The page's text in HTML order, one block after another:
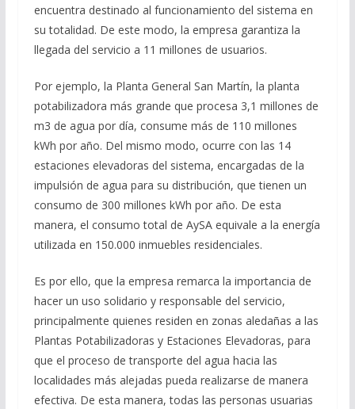
encuentra destinado al funcionamiento del sistema en
su totalidad. De este modo, la empresa garantiza la
llegada del servicio a 11 millones de usuarios.
Por ejemplo, la Planta General San Martín, la planta
potabilizadora más grande que procesa 3,1 millones de
m3 de agua por día, consume más de 110 millones
kWh por año. Del mismo modo, ocurre con las 14
estaciones elevadoras del sistema, encargadas de la
impulsión de agua para su distribución, que tienen un
consumo de 300 millones kWh por año. De esta
manera, el consumo total de AySA equivale a la energía
utilizada en 150.000 inmuebles residenciales.
Es por ello, que la empresa remarca la importancia de
hacer un uso solidario y responsable del servicio,
principalmente quienes residen en zonas aledañas a las
Plantas Potabilizadoras y Estaciones Elevadoras, para
que el proceso de transporte del agua hacia las
localidades más alejadas pueda realizarse de manera
efectiva. De esta manera, todas las personas usuarias